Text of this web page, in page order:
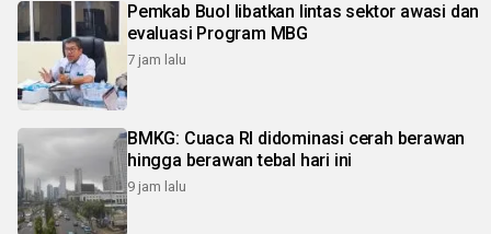
Pemkab Buol libatkan lintas sektor awasi dan
evaluasi Program MBG
7 jam lalu
BMKG: Cuaca RI didominasi cerah berawan
hingga berawan tebal hari ini
9 jam lalu